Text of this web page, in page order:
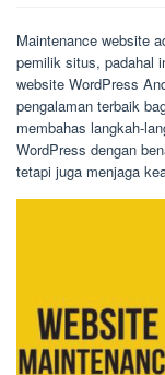
Maintenance website
pemilik situs, padahal
website WordPress
pengalaman terbaik
membahas langkah-
WordPress dengan
tetapi juga menjaga